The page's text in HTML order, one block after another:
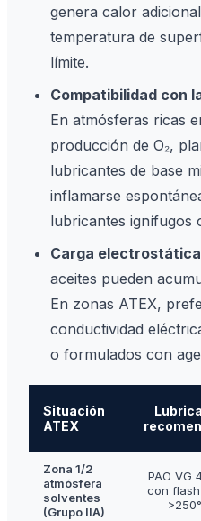
genera calor
temperatura de
límite.
Compatibilidad con
En atmósferas ricas
producción de O₂,
lubricantes de base
inflamarse
lubricantes ignífugos
Carga
aceites pueden
En zonas ATEX,
conductividad
o formulados con
Situación
ATEX
Zona 1/2
atmósfera
solventes
(Grupo IIA)
PAO VG
con